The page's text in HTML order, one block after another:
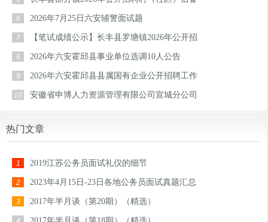
6 2026年7月25日六安辅警面试题
7 【笔试成绩公示】长丰县罗塘镇2026年公开招
8 2026年六安霍邱县事业单位选调10人公告
9 2026年六安霍邱县县属国有企业公开招聘工作
10 安徽省申博人力资源管理有限公司宣城分公司
热门文章
1 2019江苏公务员面试礼仪的细节
2 2023年4月15日-23日各地公务员面试真题汇总
3 2017年半月谈（第20期）（精选）